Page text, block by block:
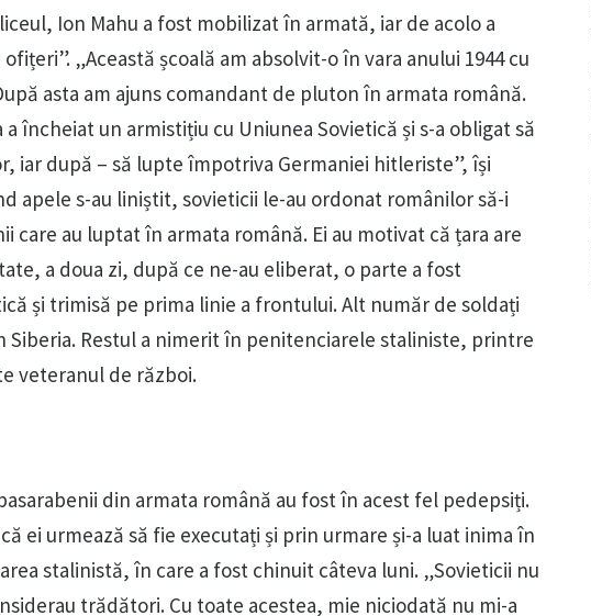
Ion Mahu a fost mobilizat în armată, iar de acolo a
„Această școală am absolvit-o în vara anului 1944 cu
asta am ajuns comandant de pluton în armata română.
a încheiat un armistițiu cu Uniunea Sovietică și s-a obligat să
iar după – să lupte împotriva Germaniei hitleriste”, își
apele s-au liniștit, sovieticii le-au ordonat românilor să-i
care au luptat în armata română. Ei au motivat că țara are
a doua zi, după ce ne-au eliberat, o parte a fost
și trimisă pe prima linie a frontului. Alt număr de soldați
Siberia. Restul a nimerit în penitenciarele staliniste, printre
veteranul de război.
din armata română au fost în acest fel pedepsiți.
ei urmează să fie executați și prin urmare și-a luat inima în
stalinistă, în care a fost chinuit câteva luni. „Sovieticii nu
trădători. Cu toate acestea, mie niciodată nu mi-a